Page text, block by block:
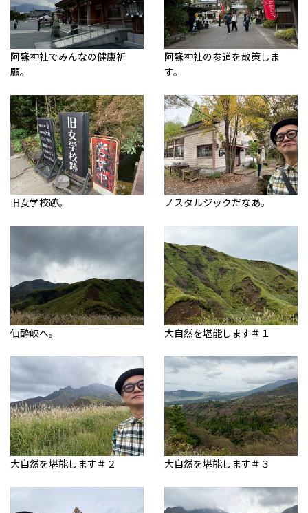
阿蘇神社でみんなの健康祈
願。
阿蘇神社の参道を散策しま
す。
旧女学校跡。 ノスタルジックだなあ。
仙酔峡へ。 大自然を堪能します＃１
大自然を堪能します＃２ 大自然を堪能します＃３